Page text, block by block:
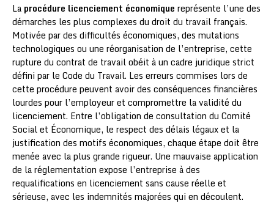
La procédure licenciement économique représente l’une des
démarches les plus complexes du droit du travail français.
Motivée par des difficultés économiques, des mutations
technologiques ou une réorganisation de l’entreprise, cette
rupture du contrat de travail obéit à un cadre juridique strict
défini par le Code du Travail. Les erreurs commises lors de
cette procédure peuvent avoir des conséquences financières
lourdes pour l’employeur et compromettre la validité du
licenciement. Entre l’obligation de consultation du Comité
Social et Économique, le respect des délais légaux et la
justification des motifs économiques, chaque étape doit être
menée avec la plus grande rigueur. Une mauvaise application
de la réglementation expose l’entreprise à des
requalifications en licenciement sans cause réelle et
sérieuse, avec les indemnités majorées qui en découlent.